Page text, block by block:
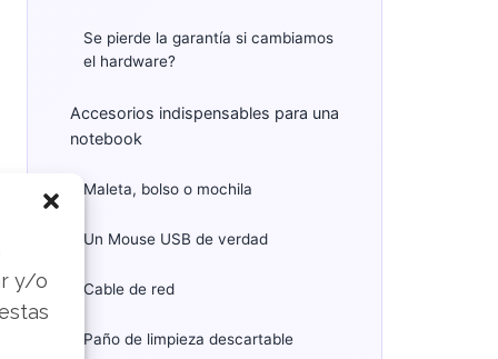
y/o
Se pierde la garantía si cambiamos
el hardware?
Accesorios indispensables para una
notebook
Maleta, bolso o mochila
Un Mouse USB de verdad
Cable de red
Paño de limpieza descartable